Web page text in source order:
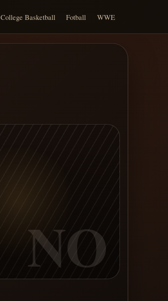
College Basketball Fotball WWE
NO